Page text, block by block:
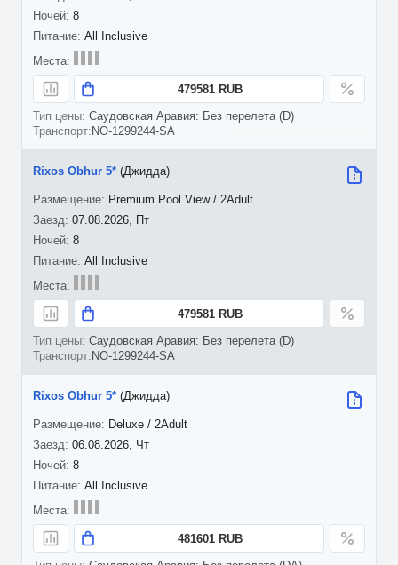
8
All Inclusive
479581 RUB
Саудовская Аравия: Без перелета (D)
NO-1299244-SA
07.08.2026, Пт
8
Rixos Obhur 5* (Джидда)
Premium Pool View / 2Adult
All Inclusive
479581 RUB
Саудовская Аравия: Без перелета (D)
NO-1299244-SA
06.08.2026, Чт
8
Rixos Obhur 5* (Джидда)
Deluxe / 2Adult
All Inclusive
481601 RUB